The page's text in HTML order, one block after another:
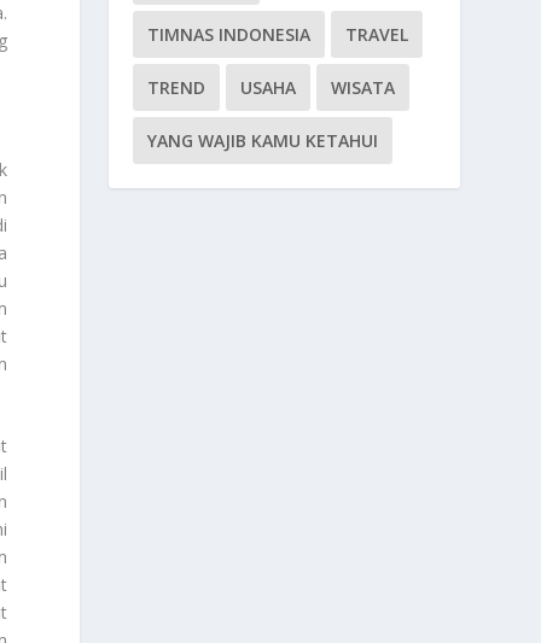
TIMNAS INDONESIA TRAVEL
TREND USAHA WISATA
YANG WAJIB KAMU KETAHUI